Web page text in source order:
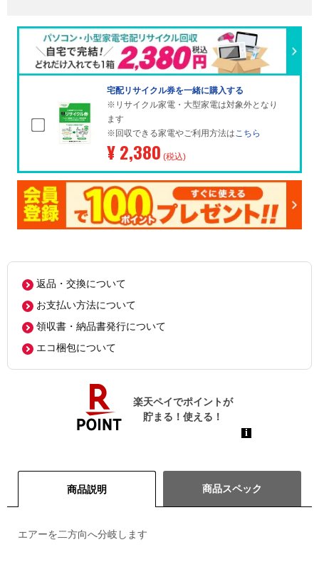
宅配リサイクル券を一緒に購入する
※リサイクル家電・大型家電は対象外となり
ます
※回収できる家電やご利用方法はこちら
¥ 2,380 (税込)
返品・交換について
お支払い方法について
領収書・納品書発行について
エコ梱包について
商品説明 商品スペック
エアーを二方向へ分岐します